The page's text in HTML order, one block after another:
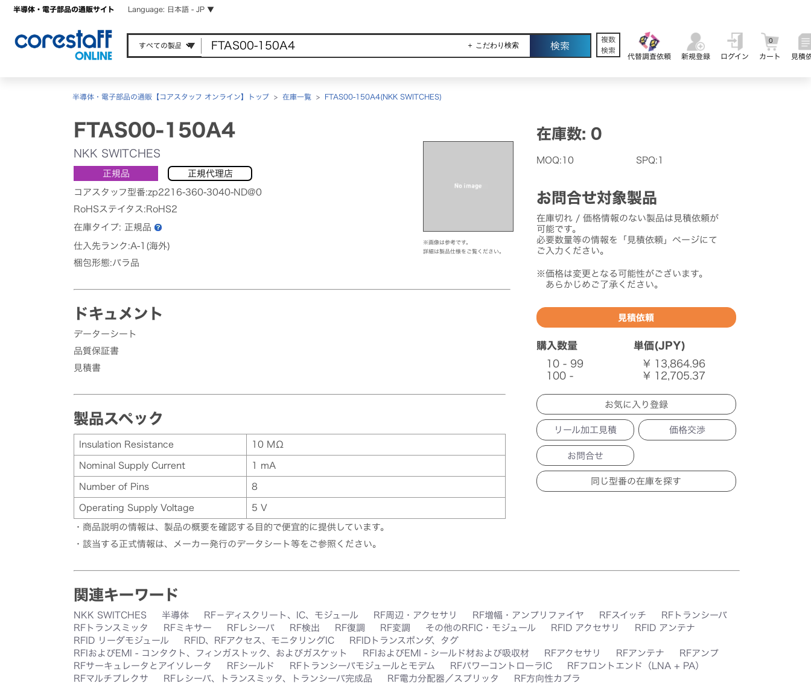
半導体・電子部品の通販サイト Language: 日本語 - JP ▼
＋ こだわり検索
複数
検索
代替調査依頼
新規登録 ログイン カート
0
見積
半導体・電子部品の通販【コアスタッフ オンライン】トップ > 在庫一覧 > FTAS00-150A4(NKK SWITCHES)
FTAS00-150A4
NKK SWITCHES
正規品 正規代理店
コアスタッフ型番:zp2216-360-3040-ND@0
RoHSステイタス:RoHS2
在庫タイプ: 正規品
仕入先ランク:A-1(海外)
梱包形態:バラ品
※画像は参考です。
詳細は製品仕様をご覧ください。
ドキュメント
データーシート
品質保証書
見積書
製品スペック
Insulation Resistance 10 MΩ
Nominal Supply Current 1 mA
Number of Pins 8
Operating Supply Voltage 5 V
・商品説明の情報は、製品の概要を確認する目的で便宜的に提供しています。
・該当する正式情報は、メーカー発行のデータシート等をご参照ください。
在庫数: 0
MOQ:10 SPQ:1
お問合せ対象製品
在庫切れ / 価格情報のない製品は見積依頼が
可能です。
必要数量等の情報を「見積依頼」ページにて
ご入力ください。
※価格は変更となる可能性がございます。
あらかじめご了承ください。
見積依頼
購入数量
単価(JPY)
10 - 99
¥ 13,864.96
100 -
¥ 12,705.37
リール加工見積 価格交渉
お問合せ
関連キーワード
NKK SWITCHES 半導体 RF－ディスクリート、IC、モジュール RF周辺・アクセサリ RF増幅・アンプリファイヤ RFスイッチ
RFトランシーバ
RFトランスミッタ
RFミキサー RFレシーバ RF検出 RF復調 RF変調 その他のRFIC・モジュール RFID アクセサリ
RFID アンテナ
RFID リーダモジュール
RFID、RFアクセス、モニタリングIC
RFIDトランスポンダ、タグ
RFIおよびEMI - コンタクト、フィンガストック、およびガスケット
RFIおよびEMI - シールド材および吸収材 RFアクセサリ RFアンテナ
RFアンプ
RFサーキュレータとアイソレータ
RFシールド RFトランシーバモジュールとモデム RFパワーコントローラIC
RFフロントエンド（LNA + PA）
RFマルチプレクサ
RFレシーバ、トランスミッタ、トランシーバ完成品 RF電力分配器／スプリッタ
RF方向性カプラ